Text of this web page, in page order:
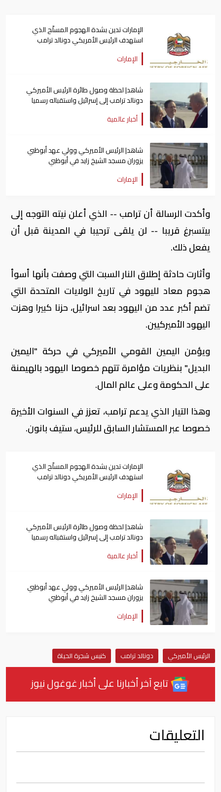
الإمارات تدين بشدة الهجوم المسلّح الذي
استهدف الرئيس الأمريكي دونالد ترامب
الإمارات
شاهد| لحظة وصول طائرة الرئيس الأميركي
دونالد ترامب إلى إسرائيل واستقباله رسميا
أخبار عالمية
شاهد| الرئيس الأميركي وولي عهد أبوظبي
يزوران مسجد الشيخ زايد في أبوظبي
الإمارات
وأكدت الرسالة أن ترامب -- الذي أعلن نيته التوجه إلى
بيتسبرغ قريبا -- لن يلقى ترحيبا في المدينة قبل أن
يفعل ذلك.
وأثارت حادثة إطلاق النار السبت التي وصفت بأنها أسوأ
هجوم معاد لليهود في تاريخ الولايات المتحدة التي
تضم أكبر عدد من اليهود بعد اسرائيل، حزنا كبيرا وهزت
اليهود الأميركيين.
ويؤمن اليمين القومي الأميركي في حركة "اليمين
البديل" بنظريات مؤامرة تتهم خصوصا اليهود بالهيمنة
على الحكومة وعلى عالم المال.
وهذا التيار الذي يدعم ترامب، تعزز في السنوات الأخيرة
خصوصا عبر المستشار السابق للرئيس، ستيف بانون.
الإمارات تدين بشدة الهجوم المسلّح الذي
استهدف الرئيس الأمريكي دونالد ترامب
الإمارات
شاهد| لحظة وصول طائرة الرئيس الأميركي
دونالد ترامب إلى إسرائيل واستقباله رسميا
أخبار عالمية
شاهد| الرئيس الأميركي وولي عهد أبوظبي
يزوران مسجد الشيخ زايد في أبوظبي
الإمارات
الرئيس الأميركي دونالد ترامب كنيس شجرة الحياة
تابع آخر أخبارنا على أخبار غوغول نيوز
التعليقات